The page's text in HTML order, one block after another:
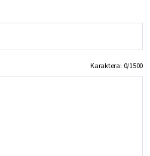
Karaktera: 0/1500